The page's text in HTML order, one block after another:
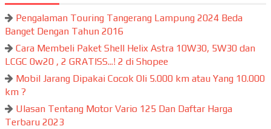
Pengalaman Touring Tangerang Lampung 2024 Beda
Banget Dengan Tahun 2016
Cara Membeli Paket Shell Helix Astra 10W30, 5W30 dan
LCGC 0w20 , 2 GRATISS...! 2 di Shopee
Mobil Jarang Dipakai Cocok Oli 5.000 km atau Yang 10.000
km ?
Ulasan Tentang Motor Vario 125 Dan Daftar Harga
Terbaru 2023